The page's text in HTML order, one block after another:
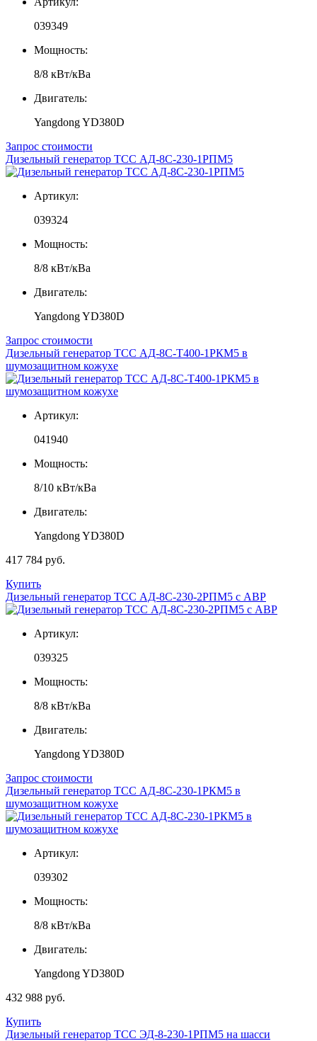
039349
Мощность:
8/8 кВт/кВа
Двигатель:
Yangdong YD380D
Запрос стоимости
Дизельный генератор ТСС АД-8С-230-1РПМ5
Артикул:
039324
Мощность:
8/8 кВт/кВа
Двигатель:
Yangdong YD380D
Запрос стоимости
Дизельный генератор ТСС АД-8С-Т400-1РКМ5 в
шумозащитном кожухе
Артикул:
041940
Мощность:
8/10 кВт/кВа
Двигатель:
Yangdong YD380D
417 784 руб.
Купить
Дизельный генератор ТСС АД-8С-230-2РПМ5 с АВР
Артикул:
039325
Мощность:
8/8 кВт/кВа
Двигатель:
Yangdong YD380D
Запрос стоимости
Дизельный генератор ТСС АД-8С-230-1РКМ5 в
шумозащитном кожухе
Артикул:
039302
Мощность:
8/8 кВт/кВа
Двигатель:
Yangdong YD380D
432 988 руб.
Купить
Дизельный генератор ТСС ЭД-8-230-1РПМ5 на шасси